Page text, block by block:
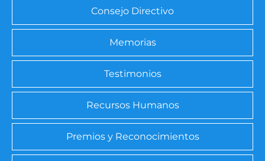
Consejo Directivo
Memorias
Testimonios
Recursos Humanos
Premios y Reconocimientos